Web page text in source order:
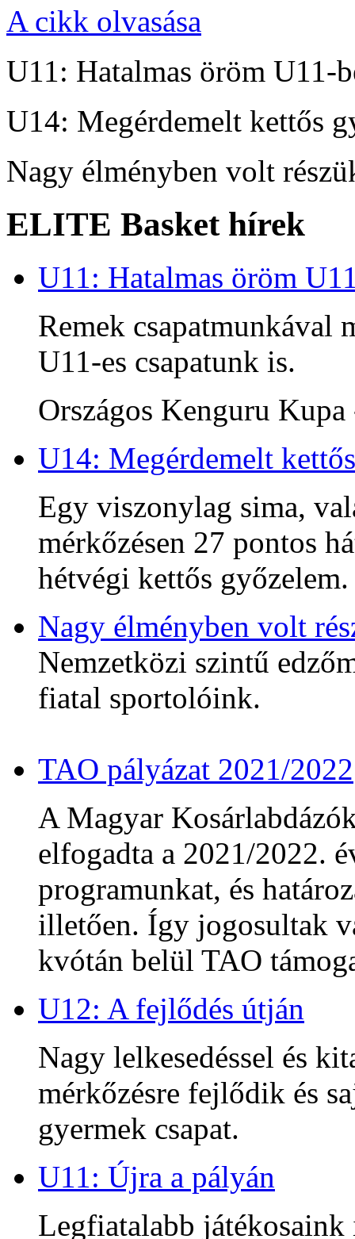
A cikk olvasása
U11: Hatalmas öröm U11-
U14: Megérdemelt kettős
Nagy élményben volt
ELITE Basket hírek
U11: Hatalmas öröm
Remek csapatmunkával
U11-es csapatunk is.
Országos Kenguru
U14: Megérdemelt
Egy viszonylag sima,
mérkőzésen 27 pontos
hétvégi kettős győzelem.
Nagy élményben volt
Nemzetközi szintű
fiatal sportolóink.
TAO pályázat 2021/2022
A Magyar
elfogadta a 2021/2022.
programunkat, és
illetően. Így jogosultak
kvótán belül TAO
U12: A fejlődés útján
Nagy lelkesedéssel és
mérkőzésre fejlődik és
gyermek csapat.
U11: Újra a pályán
Legfiatalabb